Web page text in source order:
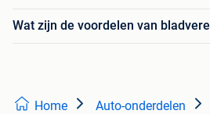
Wat zijn de voordelen van
Home Auto-onderdelen